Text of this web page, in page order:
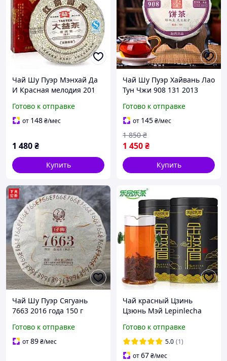
Чай Шу Пуэр Мэнхай Да
И Красная мелодия 201
Готово к отправке
от 148₴/мес
1 480₴
Купить
Чай Шу Пуэр Хайвань Лао
Тун Чжи 908 131 2013
Готово к отправке
от 145₴/мес
1 450₴
1 850 ₴
Купить
Чай Шу Пуэр Сягуань
7663 2016 года 150 г
Готово к отправке
от89₴/мес
Чай красный Цзинь
Цзюнь Мэй Lepinlecha
Готово к отправке
5.0 (1)
от67₴/мес